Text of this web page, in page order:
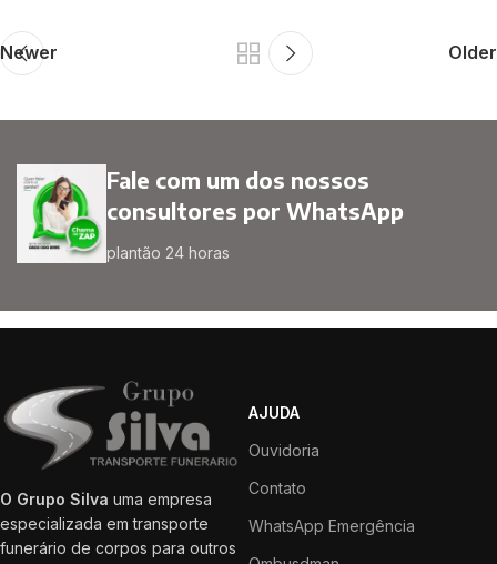
Newer Older
Fale com um dos nossos
consultores por WhatsApp
plantão 24 horas
O Grupo Silva uma empresa
especializada em transporte
funerário de corpos para outros
AJUDA
Ouvidoria
Contato
WhatsApp Emergência